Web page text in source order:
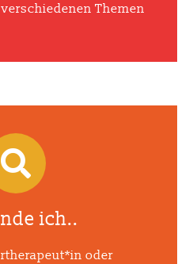
Themen
ich..
oder